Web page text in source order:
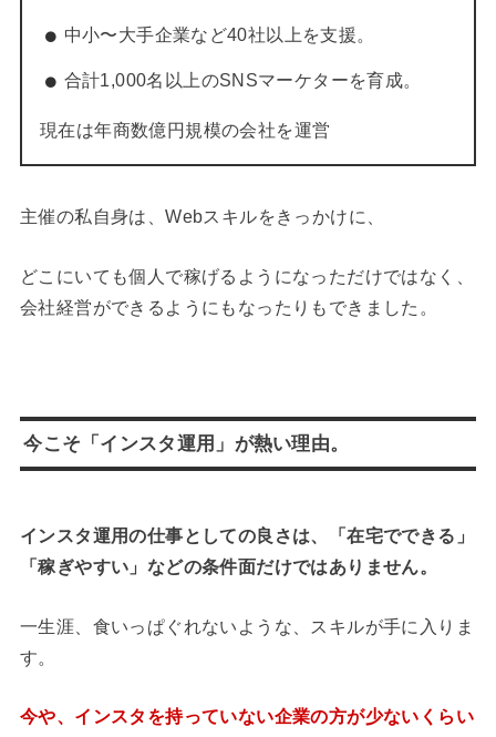
中小〜大手企業など40社以上を支援。
合計1,000名以上のSNSマーケターを育成。
現在は年商数億円規模の会社を運営
主催の私自身は、Webスキルをきっかけに、
どこにいても個人で稼げるようになっただけではなく、
会社経営ができるようにもなったりもできました。
今こそ「インスタ運用」が熱い理由。
インスタ運用の仕事としての良さは、「在宅でできる」
「稼ぎやすい」などの条件面だけではありません。
一生涯、食いっぱぐれないような、スキルが手に入りま
す。
今や、インスタを持っていない企業の方が少ないくらい